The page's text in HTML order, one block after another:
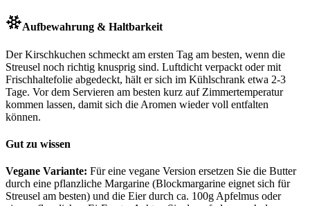
Aufbewahrung & Haltbarkeit
Der Kirschkuchen schmeckt am ersten Tag am besten, wenn die
Streusel noch richtig knusprig sind. Luftdicht verpackt oder mit
Frischhaltefolie abgedeckt, hält er sich im Kühlschrank etwa 2-3
Tage. Vor dem Servieren am besten kurz auf Zimmertemperatur
kommen lassen, damit sich die Aromen wieder voll entfalten
können.
Gut zu wissen
Vegane Variante: Für eine vegane Version ersetzen Sie die Butter
durch eine pflanzliche Margarine (Blockmargarine eignet sich für
Streusel am besten) und die Eier durch ca. 100g Apfelmus oder